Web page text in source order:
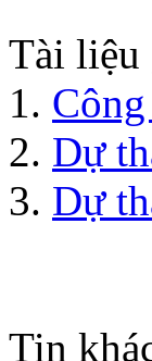
Tài liệu
1.
2. Dự
3. Dự
Tin